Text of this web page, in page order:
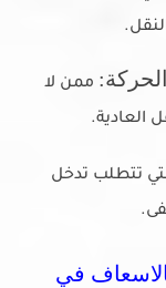
ممن لا
العادية.
تتطلب تدخل
في